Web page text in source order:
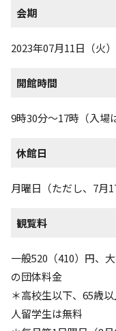
会期
2023年07月11日（火
開館時間
9時30分〜17時（入場
休館日
月曜日（ただし、7月
観覧料
一般520（410）円、
の団体料金
＊高校生以下、65歳
人留学生は無料